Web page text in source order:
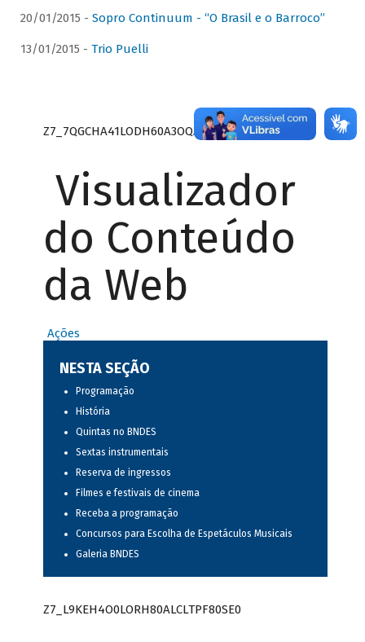
20/01/2015 - Sopro Continuum - “O Brasil e o Barroco”
13/01/2015 - Trio Puelli
Z7_7QGCHA41LODH60A3OQA8RN1415
Visualizador
do Conteúdo
da Web
Ações
NESTA SEÇÃO
Programação
História
Quintas no BNDES
Sextas instrumentais
Reserva de ingressos
Filmes e festivais de cinema
Receba a programação
Concursos para Escolha de Espetáculos Musicais
Galeria BNDES
Z7_L9KEH4O0LORH80ALCLTPF80SE0